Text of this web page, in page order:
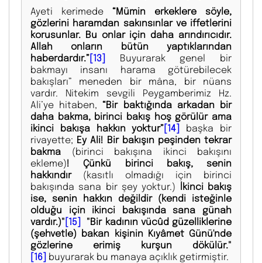
Ayeti kerimede “Mümin erkeklere söyle,
gözlerini haramdan sakınsınlar ve iffetlerini
korusunlar. Bu onlar için daha arındırıcıdır.
Allah onların bütün yaptıklarından
haberdardır.”[13]
Buyurarak genel bir
bakmayı insanı harama götürebilecek
bakışları” meneden bir mâna, bir nüans
vardır. Nitekim sevgili Peygamberimiz Hz.
Ali’ye hitaben, “Bir baktığında arkadan bir
daha bakma, birinci bakış hoş görülür ama
ikinci bakışa hakkın yoktur”[14] başka bir
rivayette; Ey Ali! Bir bakışın peşinden tekrar
bakma (birinci bakışına ikinci bakışını
ekleme)! Çünkü birinci bakış, senin
hakkındır (kasıtlı olmadığı için birinci
bakışında sana bir şey yoktur.) İkinci bakış
ise, senin hakkın değildir (kendi isteğinle
olduğu için ikinci bakışında sana günah
vardır.)"[15] "Bir kadının vücûd güzelliklerine
(şehvetle) bakan kişinin Kıyâmet Günü'nde
gözlerine erimiş kurşun dökülür."
[16] buyurarak bu manaya açıklık getirmiştir.